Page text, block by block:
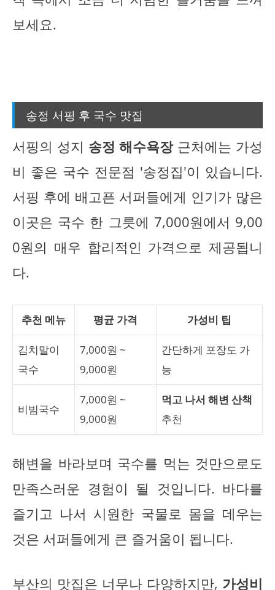
보세요.
송정 서핑 후 국수 맛집
서핑의 성지 송정 해수욕장근처에는 가성
비 좋은 국수 전문점 '송정집'이 있습니다.
서핑 후에 배고픈 서퍼들에게 인기가 많은
이곳은 국수 한 그릇에 7,000원에서 9,00
0원의 매우 합리적인 가격으로 제공됩니
다.
추천 메뉴 평균 가격 가성비 팁
김치말이
국수
7,000원 ~
9,000원
간단하게 포장도 가
능
비빔국수
7,000원 ~
9,000원
먹고 나서 해변 산책
추천
해변을 바라보며 국수를 먹는 것만으로도
만족스러운 경험이 될 것입니다. 바다를
즐기고 나서 시원한 국물로 몸을 데우는
것은 서퍼들에게 큰 즐거움이 됩니다.
부산의 맛집은 너무나 다양하지만, 가성비